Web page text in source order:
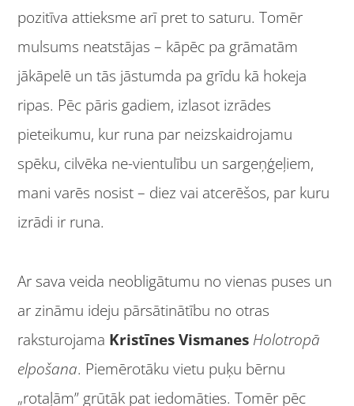
pozitīva attieksme arī pret to saturu. Tomēr
mulsums neatstājas – kāpēc pa grāmatām
jākāpelē un tās jāstumda pa grīdu kā hokeja
ripas. Pēc pāris gadiem, izlasot izrādes
pieteikumu, kur runa par neizskaidrojamu
spēku, cilvēka ne-vientulību un sargeņģeļiem,
mani varēs nosist – diez vai atcerēšos, par kuru
izrādi ir runa.
Ar sava veida neobligātumu no vienas puses un
ar zināmu ideju pārsātinātību no otras
raksturojama Kristīnes Vismanes Holotropā
elpošana. Piemērotāku vietu puķu bērnu
„rotaļām” grūtāk pat iedomāties. Tomēr pēc